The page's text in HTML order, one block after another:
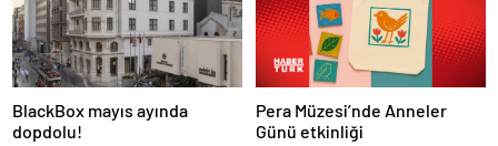
BlackBox mayıs ayında
dopdolu!
Pera Müzesi’nde Anneler
Günü etkinliği